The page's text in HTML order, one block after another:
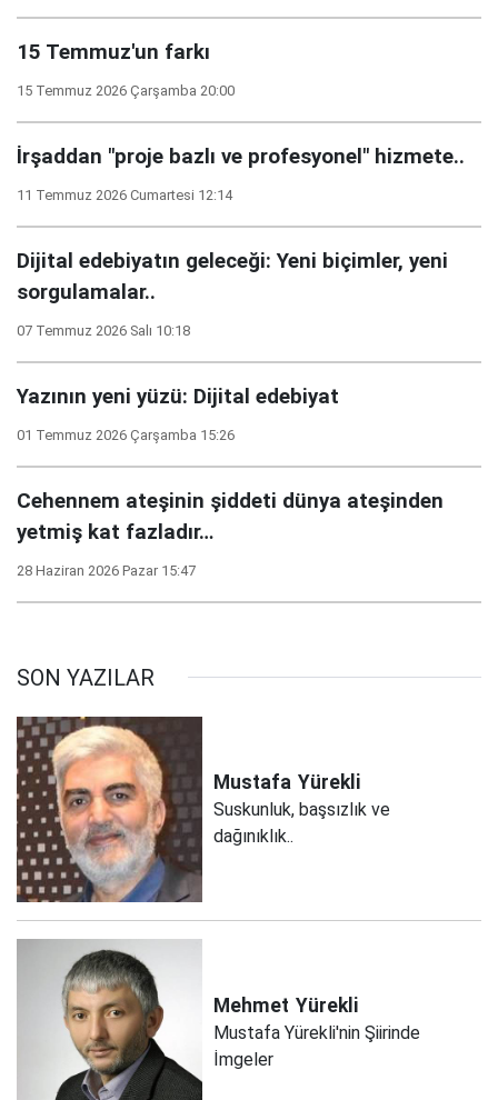
15 Temmuz'un farkı
15 Temmuz 2026 Çarşamba 20:00
İrşaddan "proje bazlı ve profesyonel" hizmete..
11 Temmuz 2026 Cumartesi 12:14
Dijital edebiyatın geleceği: Yeni biçimler, yeni
sorgulamalar..
07 Temmuz 2026 Salı 10:18
Yazının yeni yüzü: Dijital edebiyat
01 Temmuz 2026 Çarşamba 15:26
Cehennem ateşinin şiddeti dünya ateşinden
yetmiş kat fazladır…
28 Haziran 2026 Pazar 15:47
SON YAZILAR
Mustafa Yürekli
Suskunluk, başsızlık ve
dağınıklık..
Mehmet Yürekli
Mustafa Yürekli'nin Şiirinde
İmgeler